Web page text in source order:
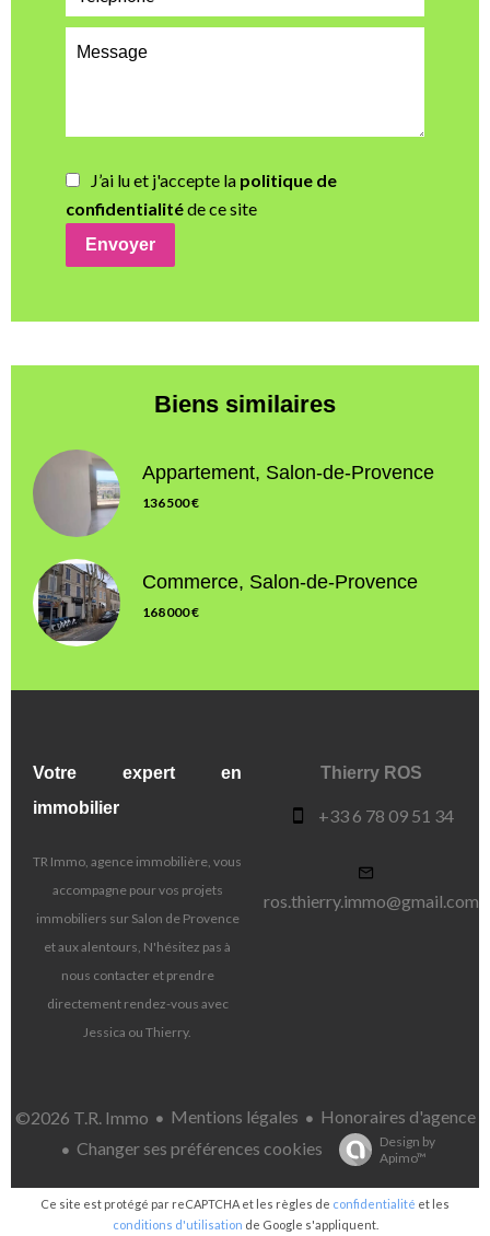
J’ai lu et j'accepte la politique de
confidentialitéde ce site
Envoyer
Biens similaires
Appartement, Salon-de-Provence
136 500 €
Commerce, Salon-de-Provence
168 000 €
Votre expert en
immobilier
TR Immo, agence immobilière, vous
accompagne pour vos projets
immobiliers sur Salon de Provence
et aux alentours, N'hésitez pas à
nous contacter et prendre
directement rendez-vous avec
Jessica ou Thierry.
Thierry ROS
+33 6 78 09 51 34
ros.thierry.immo@gmail.com
©2026 T.R. Immo Mentions légales
Honoraires d'agence
Changer ses préférences cookies
Design by
Apimo™
Ce site est protégé par reCAPTCHA et les règles de confidentialité et les
conditions d'utilisation de Google s'appliquent.